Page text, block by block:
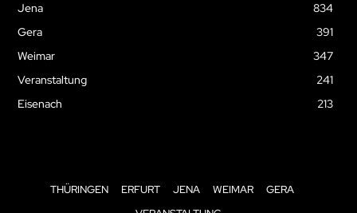
Jena
834
Gera
391
Weimar
347
Veranstaltung
241
Eisenach
213
THÜRINGEN ERFURT JENA WEIMAR
GERA